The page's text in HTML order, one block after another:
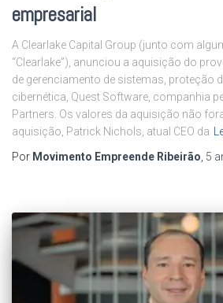
empresarial
A Clearlake Capital Group (junto com
“Clearlake”), anunciou a aquisição do
de gerenciamento de sistemas, proteção
cibernética, Quest Software, companhia
Partners. Os valores da aquisição não
aquisição, Patrick Nichols, atual CEO da
Por Movimento Empreende Ribeirão 5